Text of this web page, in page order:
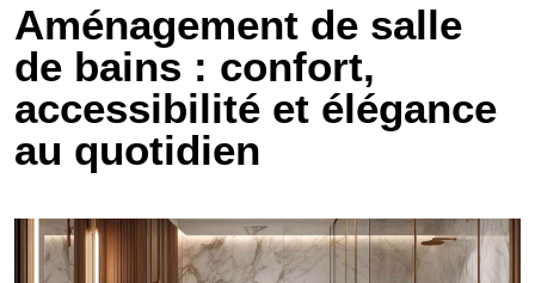
Aménagement de salle
de bains : confort,
accessibilité et élégance
au quotidien